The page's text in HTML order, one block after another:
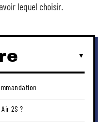
lequel choisir.
2S ?